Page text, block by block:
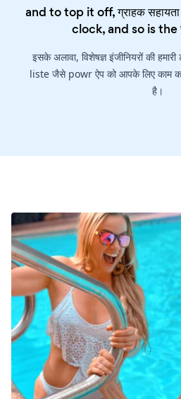
and to top it off, ग्राहक
clock, and so is the
इसके अलावा, विशेषज्ञ इंजीनियरों की
liste जैसे powr ऐप को आपके लिए काम
है।